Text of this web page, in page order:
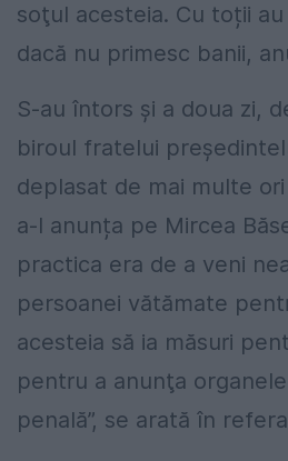
soţul acesteia. Cu toții
dacă nu primesc banii,
S-au întors și a doua zi,
biroul fratelui
deplasat de mai multe
a-l anunța pe Mircea
practica era de a veni
persoanei vătămate
acesteia să ia măsuri
pentru a anunţa
penală”, se arată în